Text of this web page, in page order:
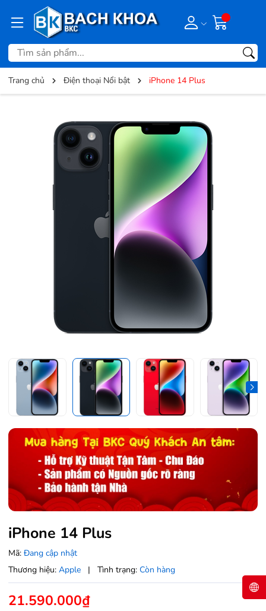
Trang chủ Điện thoại Nổi bật iPhone 14 Plus
iPhone 14 Plus
Mã: Đang cập nhật
Thương hiệu: Apple | Tình trạng: Còn hàng
21.590.000₫